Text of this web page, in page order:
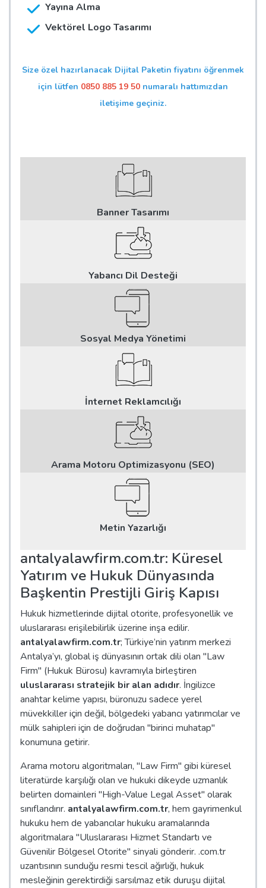
Yayına Alma
Vektörel Logo Tasarımı
Size özel hazırlanacak Dijital Paketin fiyatını öğrenmek
için lütfen 0850 885 19 50 numaralı hattımızdan
iletişime geçiniz.
Banner Tasarımı
Yabancı Dil Desteği
Sosyal Medya Yönetimi
İnternet Reklamcılığı
Arama Motoru Optimizasyonu (SEO)
Metin Yazarlığı
antalyalawfirm.com.tr: Küresel
Yatırım ve Hukuk Dünyasında
Başkentin Prestijli Giriş Kapısı
Hukuk hizmetlerinde dijital otorite, profesyonellik ve
uluslararası erişilebilirlik üzerine inşa edilir.
antalyalawfirm.com.tr; Türkiye’nin yatırım merkezi
Antalya’yı, global iş dünyasının ortak dili olan "Law
Firm" (Hukuk Bürosu) kavramıyla birleştiren
uluslararası stratejik bir alan adıdır. İngilizce
anahtar kelime yapısı, büronuzu sadece yerel
müvekkiller için değil, bölgedeki yabancı yatırımcılar ve
mülk sahipleri için de doğrudan "birinci muhatap"
konumuna getirir.
Arama motoru algoritmaları, "Law Firm" gibi küresel
literatürde karşılığı olan ve hukuki dikeyde uzmanlık
belirten domainleri "High-Value Legal Asset" olarak
sınıflandırır. antalyalawfirm.com.tr, hem gayrimenkul
hukuku hem de yabancılar hukuku aramalarında
algoritmalara "Uluslararası Hizmet Standartı ve
Güvenilir Bölgesel Otorite" sinyali gönderir. .com.tr
uzantısının sunduğu resmi tescil ağırlığı, hukuk
mesleğinin gerektirdiği sarsılmaz etik duruşu dijital